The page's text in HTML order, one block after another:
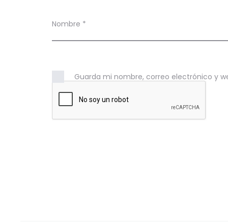
Nombre *
Guarda mi nombre, correo electrónico y